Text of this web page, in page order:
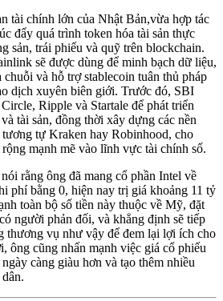
tài chính lớn của Nhật Bản,vừa hợp tác
đẩy quá trình token hóa tài sản thực
sản, trái phiếu và quỹ trên blockchain.
sẽ được dùng để minh bạch dữ liệu,
và hỗ trợ stablecoin tuân thủ pháp
dịch xuyên biên giới. Trước đó, SBI
Ripple và Startale để phát triển
tài sản, đồng thời xây dựng các nền
tự Kraken hay Robinhood, cho
mạnh mẽ vào lĩnh vực tài chính số.
rằng ông đã mang cổ phần Intel về
phí bằng 0, hiện nay trị giá khoảng 11 tỷ
toàn bộ số tiền này thuộc về Mỹ, đặt
người phản đối, và khẳng định sẽ tiếp
thương vụ như vậy để đem lại lợi ích cho
ông cũng nhấn mạnh việc giá cổ phiếu
càng giàu hơn và tạo thêm nhiều